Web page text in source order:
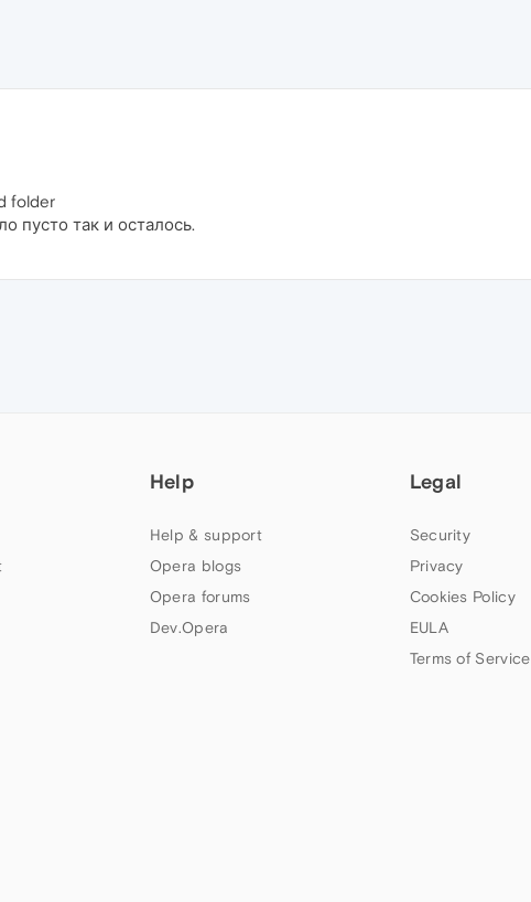
folder
пусто так и осталось.
Help
Help & support
Opera blogs
Opera forums
Dev.Opera
Legal
Security
Privacy
Cookies Policy
EULA
Terms of Service